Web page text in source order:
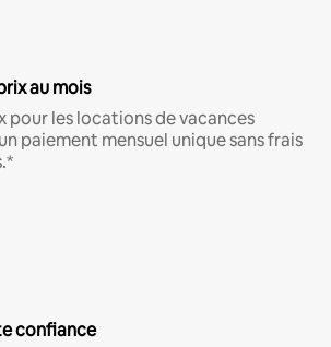
au mois
pour les locations de vacances
paiement mensuel unique sans frais
confiance